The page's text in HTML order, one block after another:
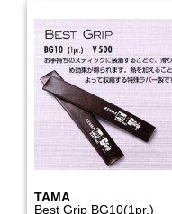
TAMA
Best Grip BG10(1pr.)